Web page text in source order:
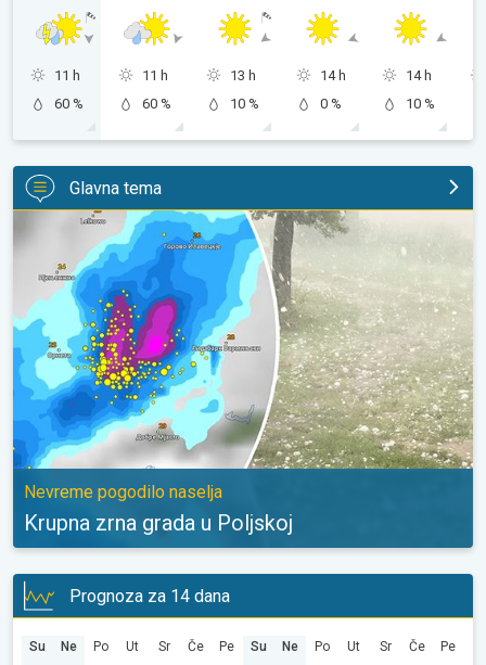
11 h
60 %
11 h
60 %
13 h
10 %
14 h
0 %
14 h
10 %
Glavna tema
Krupna zrna grada u Poljskoj. Nevreme pogodilo naselja. . .
Nevreme pogodilo naselja
Krupna zrna grada u Poljskoj
Prognoza za 14 dana
Su Ne Po Ut Sr Če Pe Su Ne Po Ut Sr Če Pe